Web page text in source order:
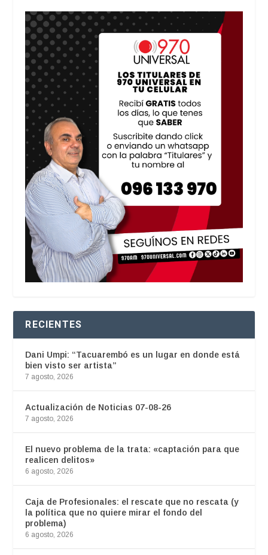
RECIENTES
Dani Umpi: “Tacuarembó es un lugar en donde está
bien visto ser artista”
7 agosto, 2026
Actualización de Noticias 07-08-26
7 agosto, 2026
El nuevo problema de la trata: «captación para que
realicen delitos»
6 agosto, 2026
Caja de Profesionales: el rescate que no rescata (y
la política que no quiere mirar el fondo del
problema)
6 agosto, 2026